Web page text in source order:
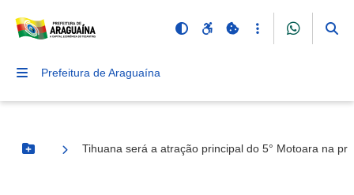
Prefeitura de Araguaína
Botão Menu
Tihuana será a atração principal do 5° Motoara na